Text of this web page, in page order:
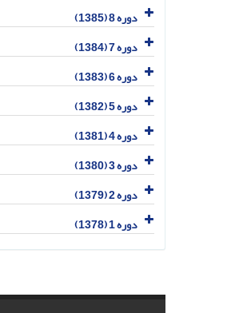
دوره 8 (1385)
دوره 7 (1384)
دوره 6 (1383)
دوره 5 (1382)
دوره 4 (1381)
دوره 3 (1380)
دوره 2 (1379)
دوره 1 (1378)